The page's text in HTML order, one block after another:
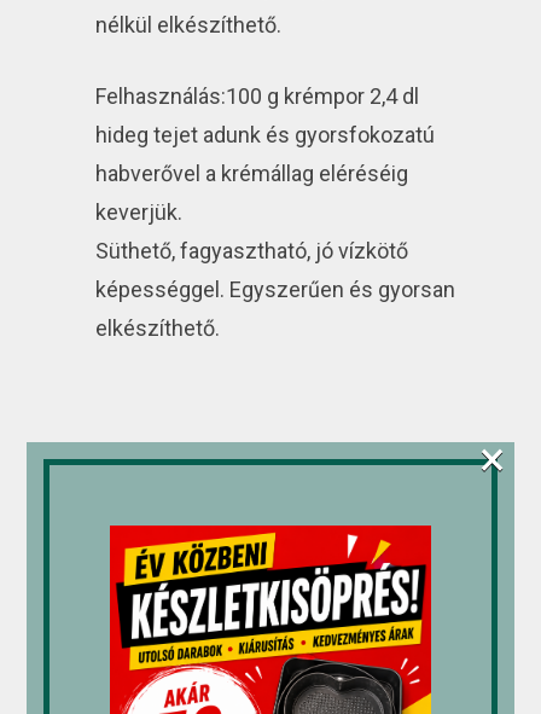
nélkül elkészíthető.
Felhasználás:100 g krémpor 2,4 dl
hideg tejet adunk és gyorsfokozatú
habverővel a krémállag eléréséig
keverjük.
Süthető, fagyasztható, jó vízkötő
képességgel. Egyszerűen és gyorsan
elkészíthető.
Unidec
Rum
Alaska-
×